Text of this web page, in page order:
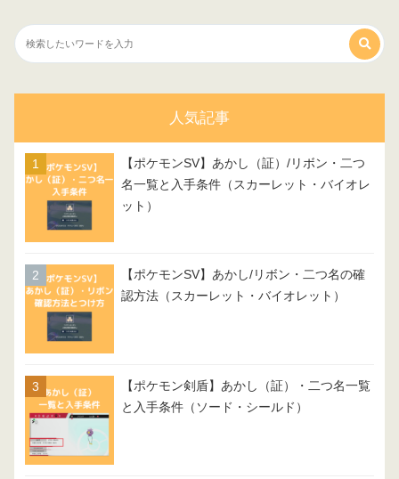
人気記事
【ポケモンSV】あかし（証）/リボン・二つ
名一覧と入手条件（スカーレット・バイオレ
ット）
【ポケモンSV】あかし/リボン・二つ名の確
認方法（スカーレット・バイオレット）
【ポケモン剣盾】あかし（証）・二つ名一覧
と入手条件（ソード・シールド）